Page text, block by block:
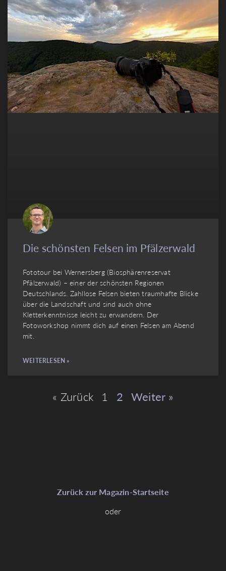
Die schönsten Felsen im Pfälzerwald
Fototour bei Wernersberg (Biosphärenreservat
Pfälzerwald) – einer der schönsten Regionen
Deutschlands. Zahllose Felsen bieten traumhafte Blicke
über die Landschaft und sind auch ohne
Kletterkenntnisse leicht zu erwandern. Der
Fotoworkshop nimmt dich auf einen Felsen am Abend
mit.
WEITERLESEN »
« Zurück 1 2 Weiter »
Zurück zur Magazin-Startseite
oder